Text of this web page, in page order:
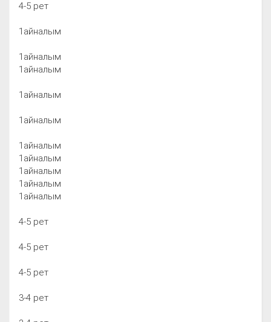
4-5 рет
1айналым
1айналым
1айналым
1айналым
1айналым
1айналым
1айналым
1айналым
1айналым
1айналым
4-5 рет
4-5 рет
4-5 рет
3-4 рет